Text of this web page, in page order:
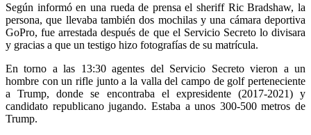
Según informó en una rueda de prensa el sheriff Ric Bradshaw, la
persona, que llevaba también dos mochilas y una cámara deportiva
GoPro, fue arrestada después de que el Servicio Secreto lo divisara
y gracias a que un testigo hizo fotografías de su matrícula.
En torno a las 13:30 agentes del Servicio Secreto vieron a un
hombre con un rifle junto a la valla del campo de golf perteneciente
a Trump, donde se encontraba el expresidente (2017-2021) y
candidato republicano jugando. Estaba a unos 300-500 metros de
Trump.